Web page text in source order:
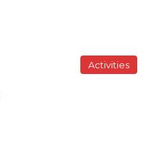
Activities